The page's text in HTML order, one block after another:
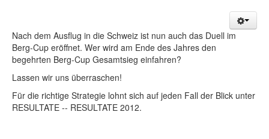
Nach dem Ausflug in die Schweiz ist nun auch das Duell im
Berg-Cup eröffnet. Wer wird am Ende des Jahres den
begehrten Berg-Cup Gesamtsieg einfahren?
Lassen wir uns überraschen!
Für die richtige Strategie lohnt sich auf jeden Fall der Blick unter
RESULTATE -- RESULTATE 2012.